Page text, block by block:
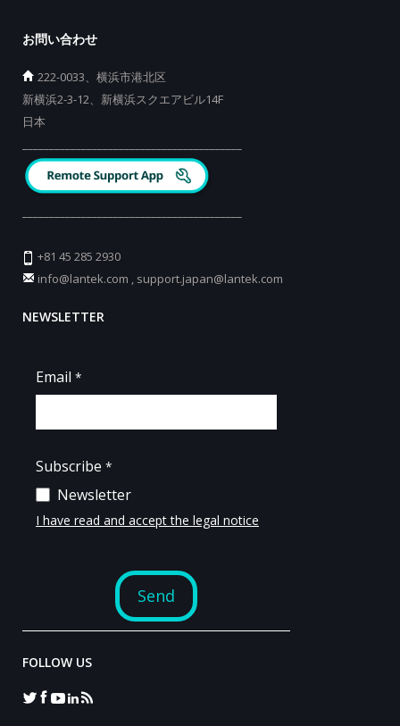
お問い合わせ
222-0033、横浜市港北区
新横浜2-3-12、新横浜スクエアビル14F
日本
+81 45 285 2930
info@lantek.com , support.japan@lantek.com
NEWSLETTER
FOLLOW US